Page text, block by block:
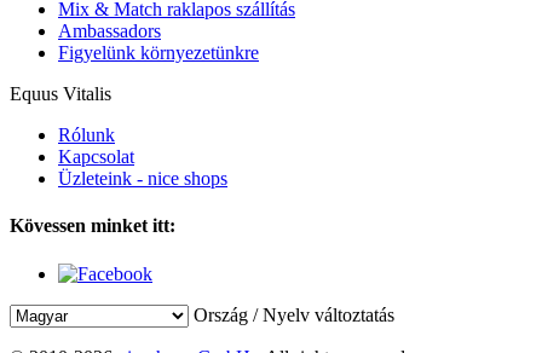
Mix & Match raklapos szállítás
Ambassadors
Figyelünk környezetünkre
Equus Vitalis
Rólunk
Kapcsolat
Üzleteink - nice shops
Kövessen minket itt:
Ország / Nyelv változtatás